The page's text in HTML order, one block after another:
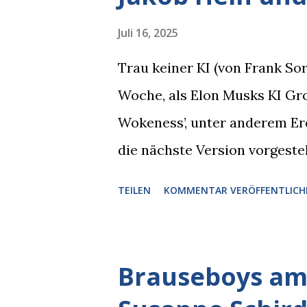
man immer aufpassen!”
Juli 16, 2025
Trau keiner KI (von Frank
Woche, als Elon Musks KI
Wokeness’, unter anderem
die nächste Version
erkennen, was man anders
TEILEN KOMMENTAR
Brauseboys